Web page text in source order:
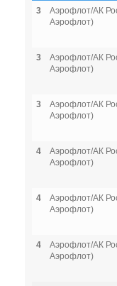
3
Аэрофлот/АК
Аэрофлот)
3
Аэрофлот/АК
Аэрофлот)
3
Аэрофлот/АК
Аэрофлот)
4
Аэрофлот/АК
Аэрофлот)
4
Аэрофлот/АК
Аэрофлот)
4
Аэрофлот/АК
Аэрофлот)